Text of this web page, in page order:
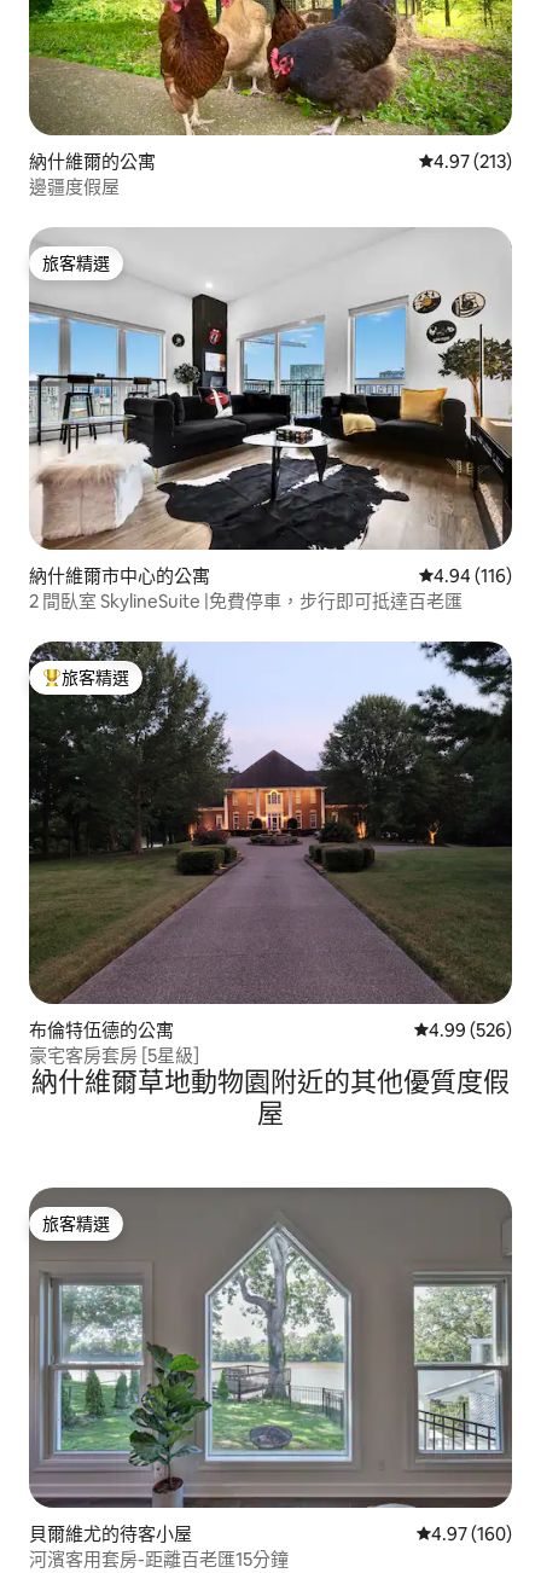
納什維爾的公寓 從 213 則評價
4.97 (213)
邊疆度假屋
旅客精選
旅客精選
納什維爾市中心的公寓 從 116 則評價
4.94 (116)
2 間臥室 SkylineSuite |免費停車，步行即可抵達百老匯
旅客精選榜首
旅客精選
布倫特伍德的公寓 從 526 則評價
4.99 (526)
豪宅客房套房 [5星級]
納什維爾草地動物園附近的其他優質度假
屋
旅客精選
旅客精選
貝爾維尤的待客小屋 從 160 則評價
4.97 (160)
河濱客用套房-距離百老匯15分鐘